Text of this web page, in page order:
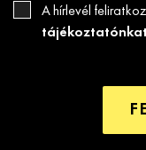
A hírlevél
tájékoztatónkat